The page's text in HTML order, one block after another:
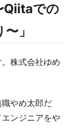
Qiitaでの
」
株式会社ゆめ
やめ太郎だ
ンジニアをや